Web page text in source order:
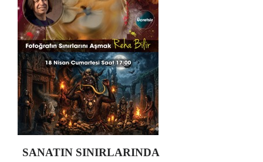
SANATIN SINIRLARINDA